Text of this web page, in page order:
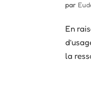
par
En
la